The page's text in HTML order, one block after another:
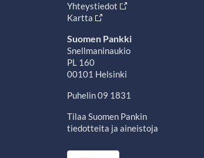
Yhteystiedot
Kartta
Suomen Pankki
Snellmaninaukio
PL 160
00101 Helsinki
Puhelin 09 1831
Tilaa Suomen Pankin
tiedotteita ja aineistoja